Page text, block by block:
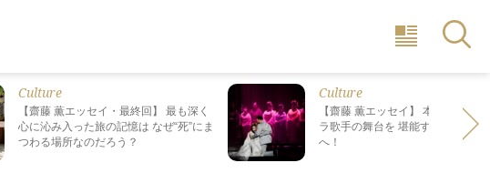
Culture
【齋藤 薫エッセイ・最終回】 最も深く
心に沁み入った旅の記憶は なぜ“死”にま
つわる場所なのだろう？
Culture
【齋藤 薫エッセイ】 本場で日本
ラ歌手の舞台を 堪能する、格別の
へ！